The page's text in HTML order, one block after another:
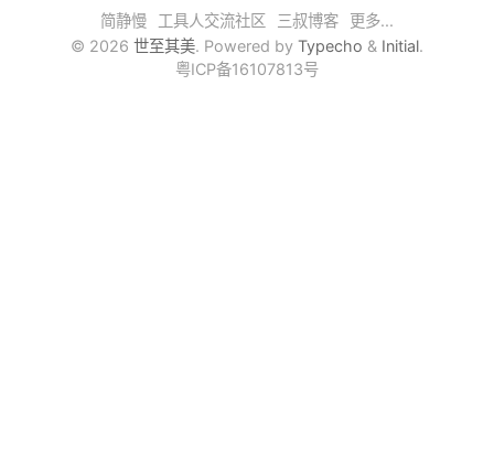
人工智能
简静慢 工具人交流社区 三叔博客
更多...
© 2026 世至其美. Powered by Typecho & Initial.
粤ICP备16107813号